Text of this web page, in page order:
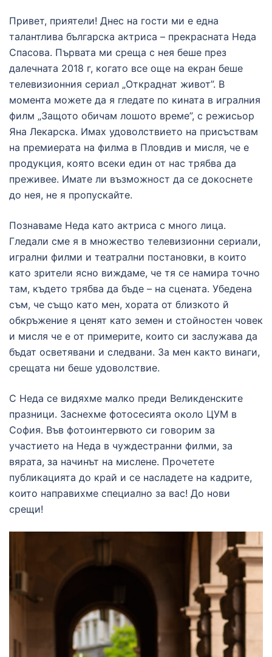
Привет, приятели! Днес на гости ми е една
талантлива българска актриса – прекрасната Неда
Спасова. Първата ми среща с нея беше през
далечната 2018 г, когато все още на екран беше
телевизионния сериал „Откраднат живот”. В
момента можете да я гледате по кината в игралния
филм „Защото обичам лошото време”, с режисьор
Яна Лекарска. Имах удоволствието на присъствам
на премиерата на филма в Пловдив и мисля, че е
продукция, която всеки един от нас трябва да
преживее. Имате ли възможност да се докоснете
до нея, не я пропускайте.
Познаваме Неда като актриса с много лица.
Гледали сме я в множество телевизионни сериали,
игрални филми и театрални постановки, в които
като зрители ясно виждаме, че тя се намира точно
там, където трябва да бъде – на сцената. Убедена
съм, че също като мен, хората от близкото й
обкръжение я ценят като земен и стойностен човек
и мисля че е от примерите, които си заслужава да
бъдат осветявани и следвани. За мен както винаги,
срещата ни беше удоволствие.
С Неда се видяхме малко преди Великденските
празници. Заснехме фотосесията около ЦУМ в
София. Във фотоинтервюто си говорим за
участието на Неда в чуждестранни филми, за
вярата, за начинът на мислене. Прочетете
публикацията до край и се насладете на кадрите,
които направихме специално за вас! До нови
срещи!